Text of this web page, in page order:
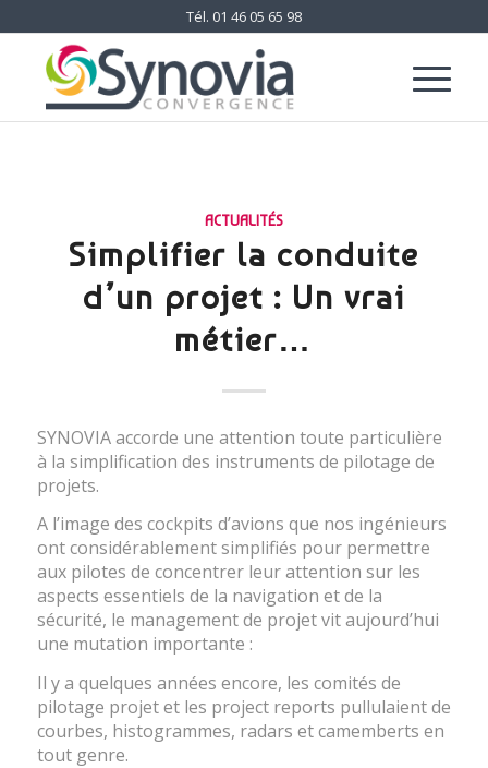
Tél. 01 46 05 65 98
ACTUALITÉS
Simplifier la conduite
d’un projet : Un vrai
métier…
SYNOVIA accorde une attention toute particulière
à la simplification des instruments de pilotage de
projets.
A l’image des cockpits d’avions que nos ingénieurs
ont considérablement simplifiés pour permettre
aux pilotes de concentrer leur attention sur les
aspects essentiels de la navigation et de la
sécurité, le management de projet vit aujourd’hui
une mutation importante :
Il y a quelques années encore, les comités de
pilotage projet et les project reports pullulaient de
courbes, histogrammes, radars et camemberts en
tout genre.